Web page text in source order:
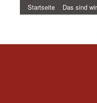
Startseite Das sind wir